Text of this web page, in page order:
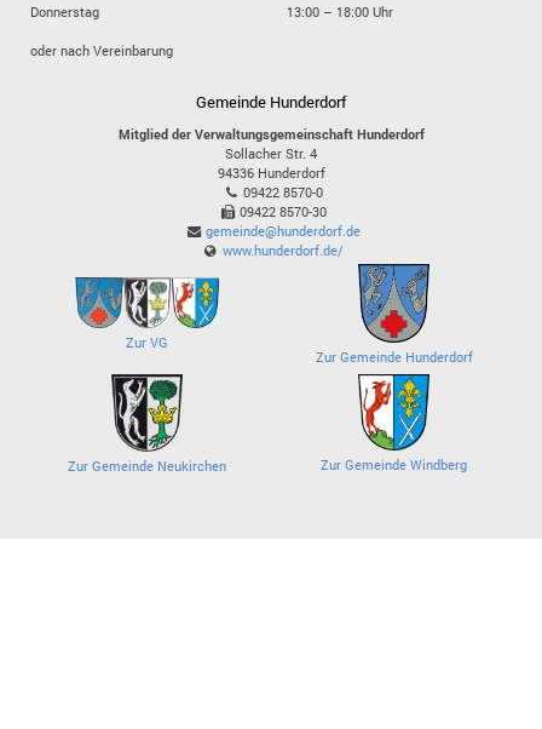
Donnerstag
13:00 – 18:00 Uhr
oder nach Vereinbarung
Gemeinde Hunderdorf
Mitglied der Verwaltungsgemeinschaft Hunderdorf
Sollacher Str. 4
94336 Hunderdorf
09422 8570-0
09422 8570-30
gemeinde@hunderdorf.de
www.hunderdorf.de/
Zur VG
Zur Gemeinde Hunderdorf
Zur Gemeinde Neukirchen Zur Gemeinde Windberg